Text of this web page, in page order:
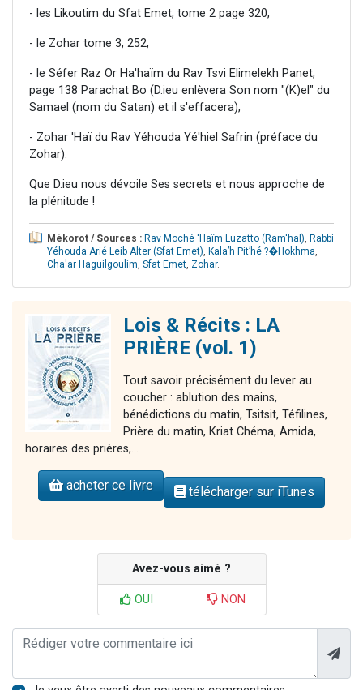
- les Likoutim du Sfat Emet, tome 2 page 320,
- le Zohar tome 3, 252,
- le Séfer Raz Or Ha'haïm du Rav Tsvi Elimelekh Panet,
page 138 Parachat Bo (D.ieu enlèvera Son nom "(K)el" du
Samael (nom du Satan) et il s'effacera),
- Zohar 'Haï du Rav Yéhouda Yé'hiel Safrin (préface du
Zohar).
Que D.ieu nous dévoile Ses secrets et nous approche de
la plénitude !
Mékorot / Sources : Rav Moché 'Haïm Luzatto (Ram'hal), Rabbi
Yéhouda Arié Leib Alter (Sfat Emet), Kala’h Pit’hé ?�Hokhma,
Cha'ar Haguilgoulim, Sfat Emet, Zohar.
Lois & Récits : LA
PRIÈRE (vol. 1)
Tout savoir précisément du lever au
coucher : ablution des mains,
bénédictions du matin, Tsitsit, Téfilines,
Prière du matin, Kriat Chéma, Amida,
horaires des prières,...
acheter ce livre télécharger sur iTunes
Avez-vous aimé ?
OUI NON